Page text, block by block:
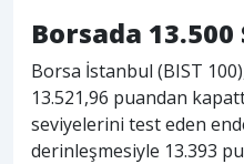
Borsada 13.500
Borsa İstanbul (BIST
13.521,96 puandan
seviyelerini test eden
derinleşmesiyle 13.393